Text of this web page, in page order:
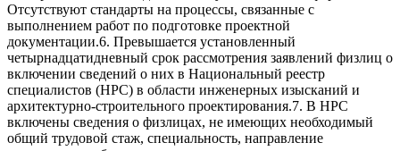
Отсутствуют стандарты на процессы, связанные с
выполнением работ по подготовке проектной
документации.6. Превышается установленный
четырнадцатидневный срок рассмотрения заявлений физлиц о
включении сведений о них в Национальный реестр
специалистов (НРС) в области инженерных изысканий и
архитектурно-строительного проектирования.7. В НРС
включены сведения о физлицах, не имеющих необходимый
общий трудовой стаж, специальность, направление